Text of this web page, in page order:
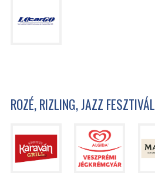
ROZÉ, RIZLING, JAZZ FESZTIVÁL